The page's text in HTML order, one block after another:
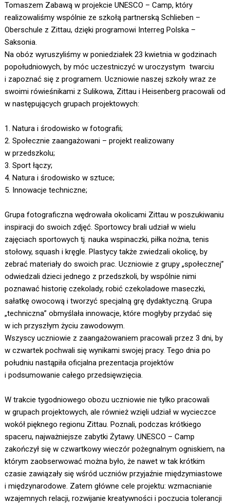
Tomaszem Zabawą w projekcie UNESCO – Camp, który
realizowaliśmy wspólnie ze szkołą partnerską Schlieben –
Oberschule z Zittau, dzięki programowi Interreg Polska –
Saksonia.
Na obóz wyruszyliśmy w poniedziałek 23 kwietnia w godzinach
popołudniowych, by móc uczestniczyć w uroczystym twarciu
i zapoznać się z programem. Uczniowie naszej szkoły wraz ze
swoimi rówieśnikami z Sulikowa, Zittau i Heisenberg pracowali od
w następujących grupach projektowych:
1. Natura i środowisko w fotografii;
2. Społecznie zaangażowani – projekt realizowany
w przedszkolu;
3. Sport łączy;
4. Natura i środowisko w sztuce;
5. Innowacje techniczne;
Grupa fotograficzna wędrowała okolicami Zittau w poszukiwaniu
inspiracji do swoich zdjęć. Sportowcy brali udział w wielu
zajęciach sportowych tj. nauka wspinaczki, piłka nożna, tenis
stołowy, squash i kręgle. Plastycy także zwiedzali okolicę, by
zebrać materiały do swoich prac. Uczniowie z grupy „społecznej”
odwiedzali dzieci jednego z przedszkoli, by wspólnie nimi
poznawać historię czekolady, robić czekoladowe maseczki,
sałatkę owocową i tworzyć specjalną grę dydaktyczną. Grupa
„techniczna” obmyślała innowacje, które mogłyby przydać się
w ich przyszłym życiu zawodowym.
Wszyscy uczniowie z zaangażowaniem pracowali przez 3 dni, by
w czwartek pochwali się wynikami swojej pracy. Tego dnia po
południu nastąpiła oficjalna prezentacja projektów
i podsumowanie całego przedsięwzięcia.
W trakcie tygodniowego obozu uczniowie nie tylko pracowali
w grupach projektowych, ale również wzięli udział w wycieczce
wokół pięknego regionu Zittau. Poznali, podczas krótkiego
spaceru, najważniejsze zabytki Żytawy. UNESCO – Camp
zakończył się w czwartkowy wieczór pożegnalnym ogniskiem, na
którym zaobserwować można było, że nawet w tak krótkim
czasie zawiązały się wśród uczniów przyjaźnie międzymiastowe
i międzynarodowe. Zatem główne cele projektu: wzmacnianie
wzajemnych relacji, rozwijanie kreatywności i poczucia tolerancji